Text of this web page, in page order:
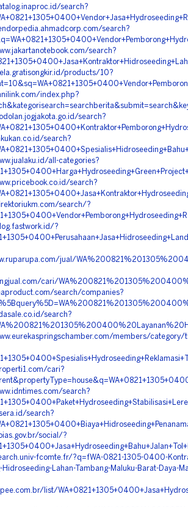
search?
search?
search?
products/10?
index.php?
search?
search?
all-categories?
search?
search/?
?
jual/
cari/
search/companies?
search?
members/category/
cari?
search?
search?
social/?
fcomte.fr/?q=fWA-0821-1305-0400-
Hidroseeding-Lahan-Tambang-Maluku-Barat-Daya-
list/